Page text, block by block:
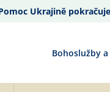
Ukrajině
Bohoslužby